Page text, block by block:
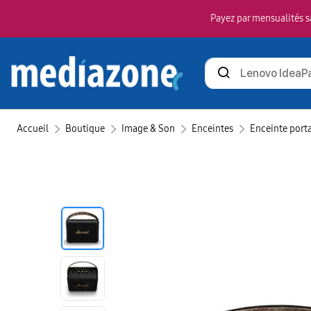
Payez par
Rechercher
des
Accueil Boutique Image & Son Enceintes Enceinte